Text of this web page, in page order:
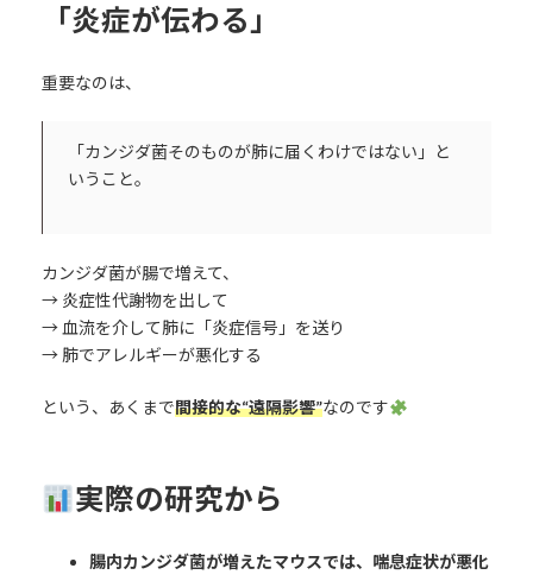
「炎症が伝わる」
重要なのは、
「カンジダ菌そのものが肺に届くわけではない」と
いうこと。
カンジダ菌が腸で増えて、
→ 炎症性代謝物を出して
→ 血流を介して肺に「炎症信号」を送り
→ 肺でアレルギーが悪化する
という、あくまで間接的な“遠隔影響”なのです
実際の研究から
腸内カンジダ菌が増えたマウスでは、喘息症状が悪化